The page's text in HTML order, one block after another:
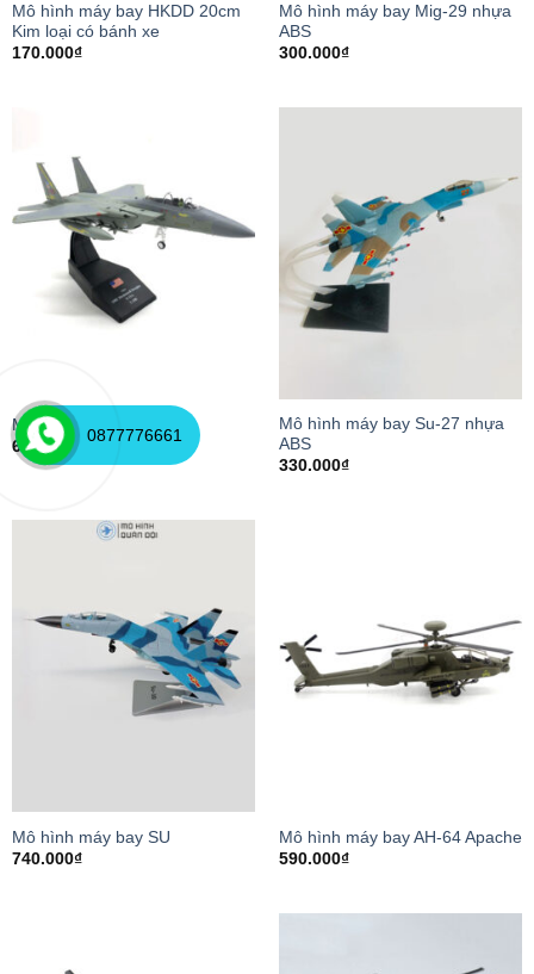
Mô hình máy bay HKDD 20cm
Kim loại có bánh xe
170.000₫
Mô hình máy bay Mig-29 nhựa
ABS
300.000₫
Máy bay mô hình F-15
650.000₫
Mô hình máy bay Su-27 nhựa
ABS
330.000₫
Mô hình máy bay SU
740.000₫
Mô hình máy bay AH-64 Apache
590.000₫
0877776661